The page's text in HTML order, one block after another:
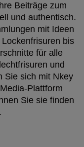
Beiträge zum
und authentisch.
mit Ideen
bis
für alle
und
Sie sich mit Nkey
Plattform
Sie sie finden
.